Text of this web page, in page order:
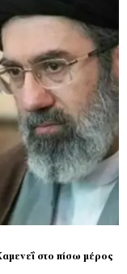
στο πίσω μέρος